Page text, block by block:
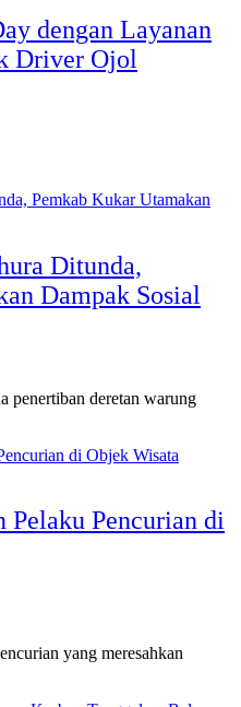
dengan Layanan
Driver Ojol
Ditunda,
Dampak Sosial
deretan warung
Pelaku Pencurian di
yang meresahkan